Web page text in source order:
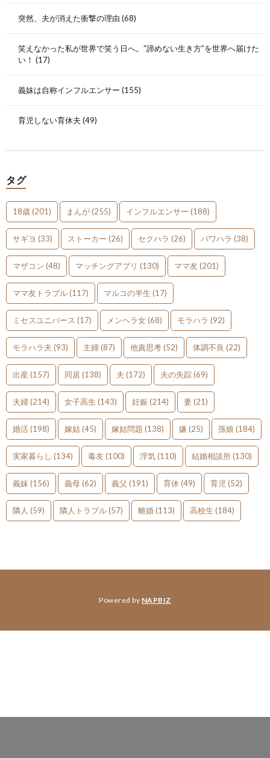
突然、夫が消えた衝撃の理由 (68)
笑えなかった私が世界で笑う日へ。”諦めない生き方”を世界へ届けた
い！ (17)
義妹は自称インフルエンサー (155)
育児しない育休夫 (49)
タグ
18歳(201) まんが(255) インフルエンサー (188)
サギヨ (33) ストーカー (26) セクハラ (26) パワハラ (38)
マザコン (48) マッチングアプリ (130) ママ友(201)
ママ友トラブル(117) マルコの半生 (17)
ミセスユニバース (17) メンヘラ女(68) モラハラ (92)
モラハラ夫 (93) 主婦(87) 他責思考(52) 体調不良 (22)
出産 (157) 同居(138) 夫 (172) 夫の失踪(69)
夫婦(214) 女子高生 (143) 妊娠(214) 妻(21)
婚活(198) 嫁姑(45) 嫁姑問題 (138) 嫌 (25) 孫娘 (184)
実家暮らし (134) 毒友(100) 浮気(110) 結婚相談所(130)
義妹 (156) 義母(62) 義父 (191) 育休 (49) 育児 (52)
隣人 (59) 隣人トラブル(57) 離婚(113) 高校生 (184)
Powered by NAPBIZ